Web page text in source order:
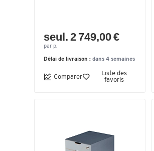
seul. 2 749,00 €
par p.
Délai de livraison : dans 4 semaines
Comparer
Liste des
favoris